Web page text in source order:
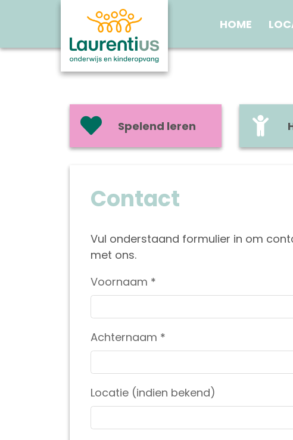
HOME
Spelend leren
Contact
Vul onderstaand formulier in om
met ons.
Voornaam *
Achternaam *
Locatie (indien bekend)